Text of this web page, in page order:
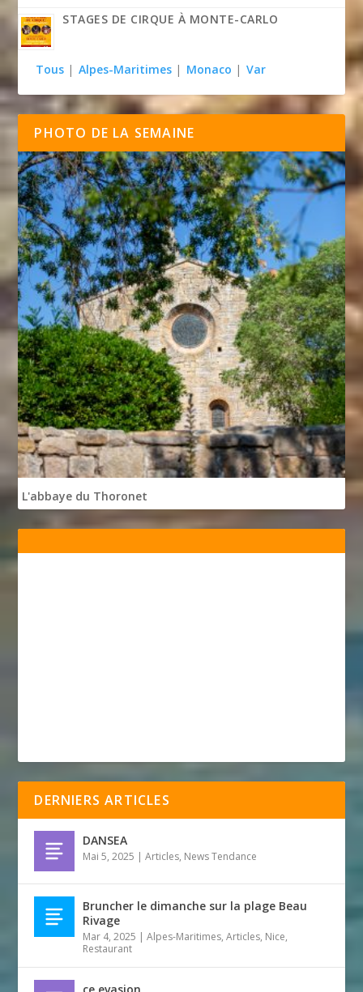
STAGES DE CIRQUE À MONTE-CARLO
Tous | Alpes-Maritimes | Monaco | Var
PHOTO DE LA SEMAINE
L'abbaye du Thoronet
DERNIERS ARTICLES
DANSEA
Mai 5, 2025 |Articles, News Tendance
Bruncher le dimanche sur la plage Beau
Rivage
Mar 4, 2025 |Alpes-Maritimes,Articles, Nice,
Restaurant